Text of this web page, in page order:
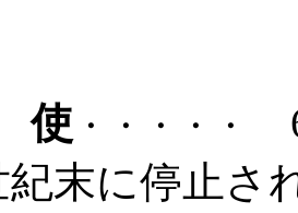
使 ・・・・・
紀末に停止さ